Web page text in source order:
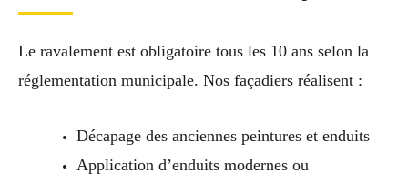
Le ravalement est obligatoire tous les 10 ans selon la
réglementation municipale. Nos façadiers réalisent :
Décapage des anciennes peintures et enduits
Application d’enduits modernes ou